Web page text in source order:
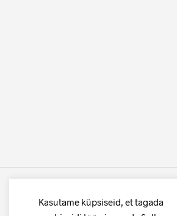
Kasutame küpsiseid, et tagada